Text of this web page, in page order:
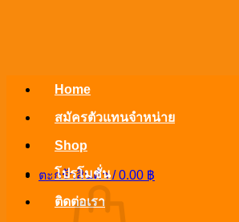
ตะกร้าสินค้า /0.00 ฿
Home
สมัครตัวแทนจำหน่าย
Shop
โปรโมชั่น
ติดต่อเรา